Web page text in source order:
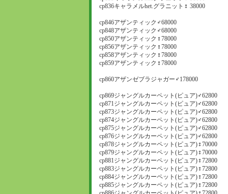
cp836キャラメルhet.グラニット♀ 38000
cp846アザンティック♂68000
cp848アザンティック♂68000
cp850アザンティック♀78000
cp856アザンティック♀78000
cp858アザンティック♀78000
cp859アザンティック♀78000
cp860アザンゼブラジャガー♂178000
cp869ジャングルカーペット(ピュア)♂62800
cp871ジャングルカーペット(ピュア)♂62800
cp873ジャングルカーペット(ピュア)♂62800
cp874ジャングルカーペット(ピュア)♂62800
cp875ジャングルカーペット(ピュア)♂62800
cp876ジャングルカーペット(ピュア)♂62800
cp878ジャングルカーペット(ピュア)♀70000
cp879ジャングルカーペット(ピュア)♀70000
cp881ジャングルカーペット(ピュア)♀72800
cp883ジャングルカーペット(ピュア)♀72800
cp884ジャングルカーペット(ピュア)♀72800
cp885ジャングルカーペット(ピュア)♀72800